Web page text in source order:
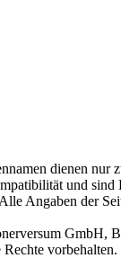
dienen nur
und sind
Angaben der
GmbH,
vorbehalten.